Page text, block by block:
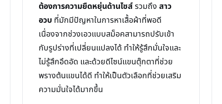
ต้องการความยืดหยุ่นด้านไซส์รวมถึง สาว
อวบ ที่มักมีปัญหาในการหาเสื้อผ้าที่พอดี
เนื่องจากช่วงเอวแบบสม็อคสามารถปรับเข้า
กับรูปร่างที่เปลี่ยนแปลงได้ ทำให้รู้สึกมั่นใจและ
ไม่รู้สึกอึดอัด และด้วยดีไซน์แขนตุ๊กตาที่ช่วย
พรางต้นแขนได้ดี ทำให้เป็นตัวเลือกที่ช่วยเสริม
ความมั่นใจได้มากขึ้น